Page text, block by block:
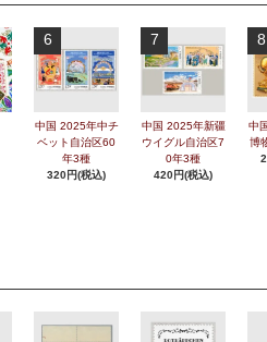
6
中国 2025年中チ
ベット自治区60
年3種
320円(税込)
7
中国 2025年新疆
ウイグル自治区7
0年3種
420円(税込)
8
中
博